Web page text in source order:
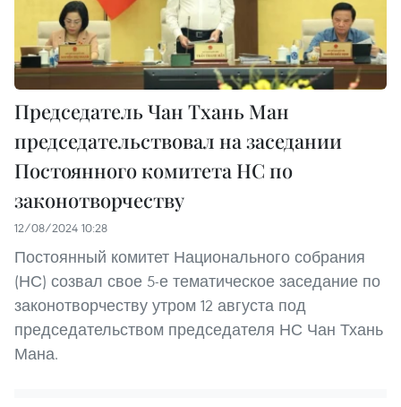
Председатель Чан Тхань Ман
председательствовал на заседании
Постоянного комитета НС по
законотворчеству
12/08/2024 10:28
Постоянный комитет Национального собрания
(НС) созвал свое 5-е тематическое заседание по
законотворчеству утром 12 августа под
председательством председателя НС Чан Тхань
Мана.